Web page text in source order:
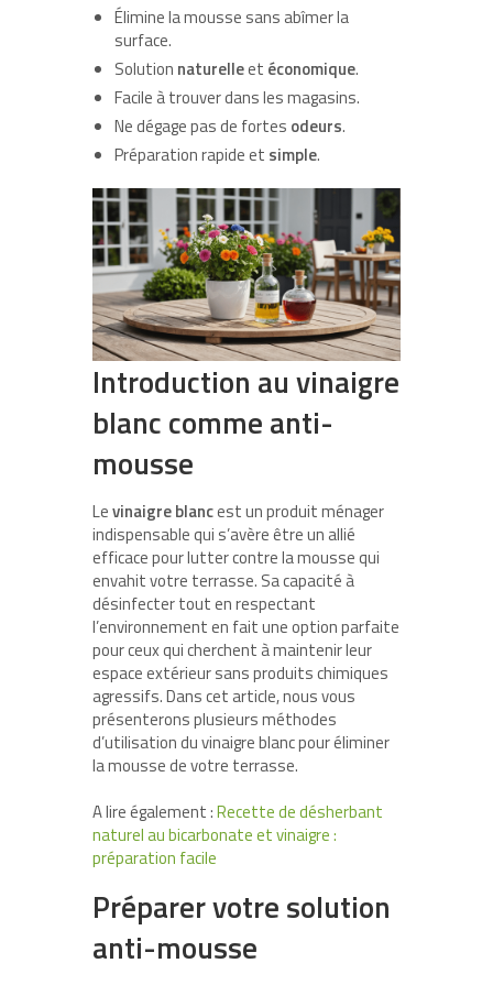
Élimine la mousse sans abîmer la
surface.
Solution naturelleet économique.
Facile à trouver dans les magasins.
Ne dégage pas de fortes odeurs.
Préparation rapide et simple.
Introduction au vinaigre
blanc comme anti-
mousse
Levinaigre blancest un produit ménager
indispensable qui s’avère être un allié
efficace pour lutter contre la mousse qui
envahit votre terrasse. Sa capacité à
désinfecter tout en respectant
l’environnement en fait une option parfaite
pour ceux qui cherchent à maintenir leur
espace extérieur sans produits chimiques
agressifs. Dans cet article, nous vous
présenterons plusieurs méthodes
d’utilisation du vinaigre blanc pour éliminer
la mousse de votre terrasse.
A lire également :Recette de désherbant
naturel au bicarbonate et vinaigre :
préparation facile
Préparer votre solution
anti-mousse